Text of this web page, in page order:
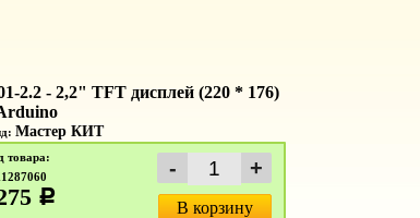
2.2 - 2,2" TFT дисплей (220 * 176)
Мастер КИТ
товара:
c
В корзину